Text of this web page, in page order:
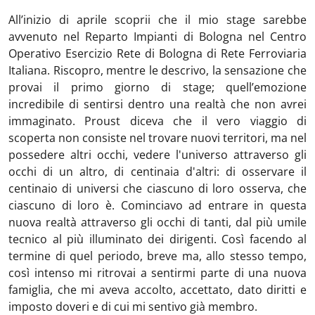
All’inizio di aprile scoprii che il mio stage sarebbe
avvenuto nel Reparto Impianti di Bologna nel Centro
Operativo Esercizio Rete di Bologna di Rete Ferroviaria
Italiana. Riscopro, mentre le descrivo, la sensazione che
provai il primo giorno di stage; quell’emozione
incredibile di sentirsi dentro una realtà che non avrei
immaginato. Proust diceva che il vero viaggio di
scoperta non consiste nel trovare nuovi territori, ma nel
possedere altri occhi, vedere l'universo attraverso gli
occhi di un altro, di centinaia d'altri: di osservare il
centinaio di universi che ciascuno di loro osserva, che
ciascuno di loro è. Cominciavo ad entrare in questa
nuova realtà attraverso gli occhi di tanti, dal più umile
tecnico al più illuminato dei dirigenti. Così facendo al
termine di quel periodo, breve ma, allo stesso tempo,
così intenso mi ritrovai a sentirmi parte di una nuova
famiglia, che mi aveva accolto, accettato, dato diritti e
imposto doveri e di cui mi sentivo già membro.